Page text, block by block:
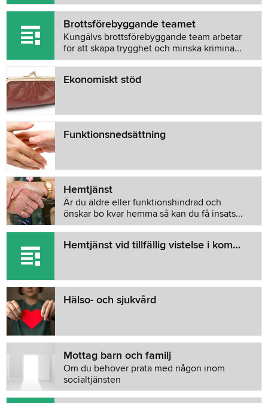
Brottsförebyggande teamet
Kungälvs brottsförebyggande team arbetar
för att skapa trygghet och minska krimina...
Ekonomiskt stöd
Funktionsnedsättning
Hemtjänst
Är du äldre eller funktionshindrad och
önskar bo kvar hemma så kan du få insats...
Hemtjänst vid tillfällig vistelse i kommunen
Hälso- och sjukvård
Mottag barn och familj
Om du behöver prata med någon inom
socialtjänsten